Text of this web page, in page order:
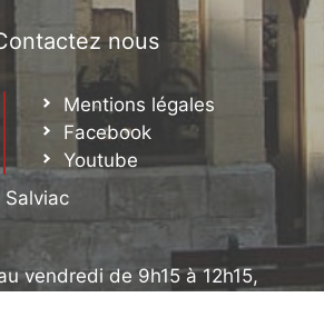
nous
Mentions légales
Facebook
Youtube
vendredi de 9h15 à 12h15,